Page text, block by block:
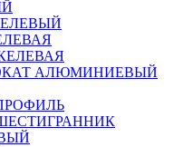
АЛЮМИНИЕВЫЙ